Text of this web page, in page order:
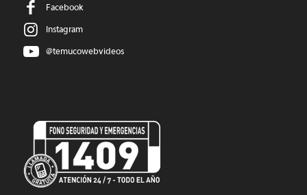
Facebook
Instagram
@temucowebvideos